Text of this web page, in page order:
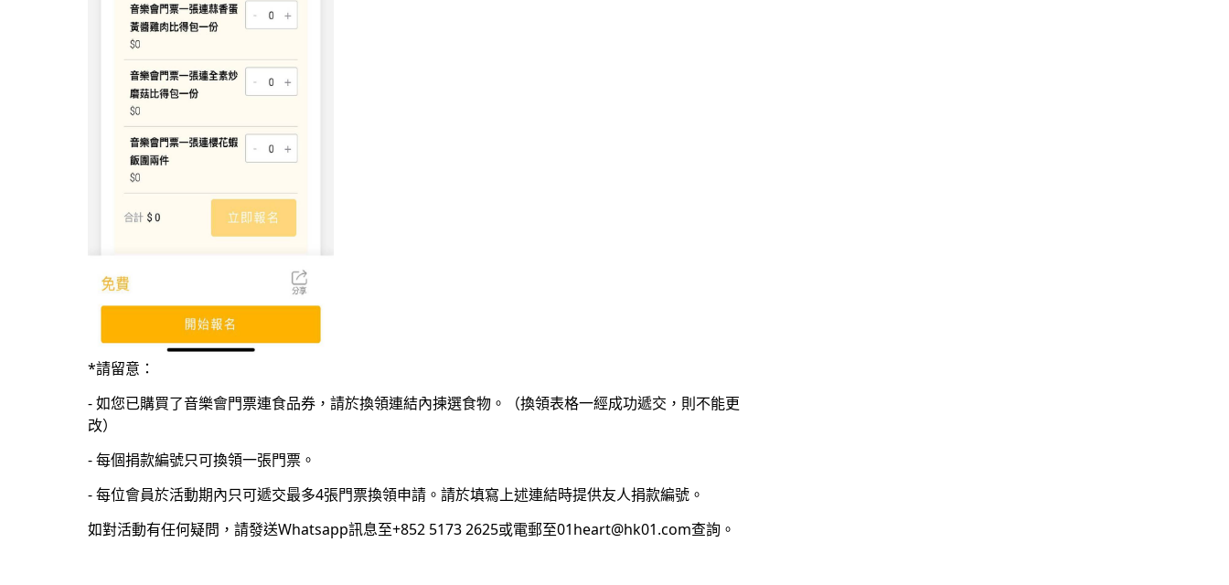
*請留意：
- 如您已購買了音樂會門票連食品券，請於換領連結內揀選食物。（換領表格一經成功遞交，則不能更
改）
- 每個捐款編號只可換領一張門票。
- 每位會員於活動期內只可遞交最多4張門票換領申請。請於填寫上述連結時提供友人捐款編號。
如對活動有任何疑問，請發送Whatsapp訊息至+852 5173 2625或電郵至01heart@hk01.com查詢。